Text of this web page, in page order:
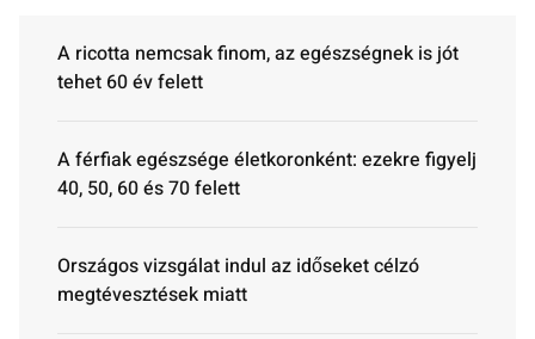
A ricotta nemcsak finom, az egészségnek is jót
tehet 60 év felett
A férfiak egészsége életkoronként: ezekre figyelj
40, 50, 60 és 70 felett
Országos vizsgálat indul az időseket célzó
megtévesztések miatt